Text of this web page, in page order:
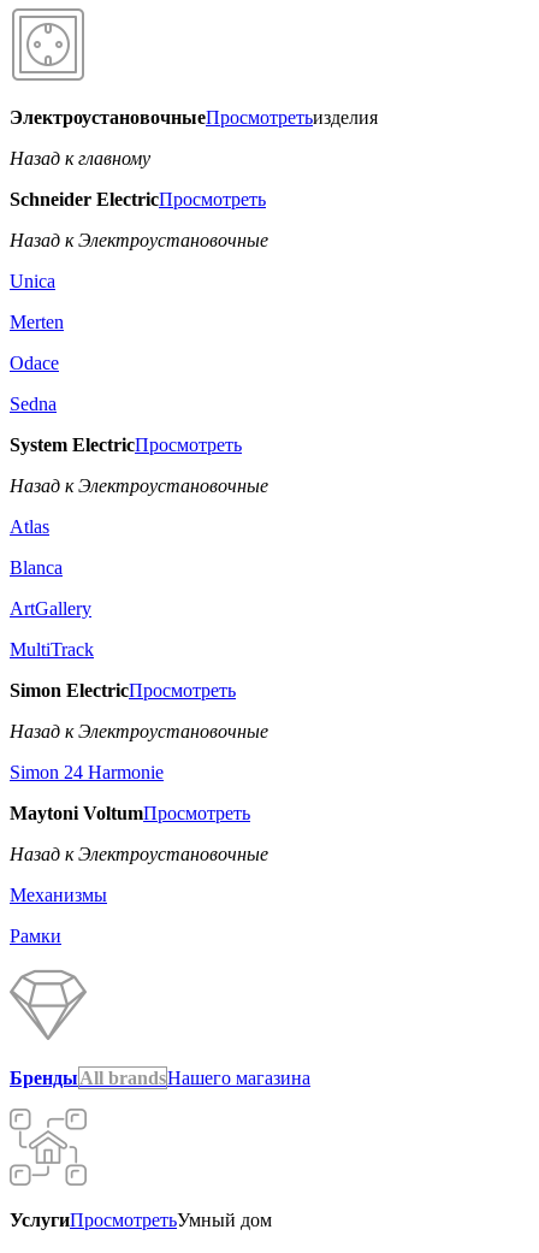
ЭлектроустановочныеПросмотретьизделия
Назад к главному
Schneider ElectricПросмотреть
Назад к Электроустановочные
Unica
Merten
Odace
Sedna
System ElectricПросмотреть
Назад к Электроустановочные
Atlas
Blanca
ArtGallery
MultiTrack
Simon ElectricПросмотреть
Назад к Электроустановочные
Simon 24 Harmonie
Maytoni VoltumПросмотреть
Назад к Электроустановочные
Механизмы
Рамки
БрендыAll brandsНашего магазина
УслугиПросмотретьУмный дом